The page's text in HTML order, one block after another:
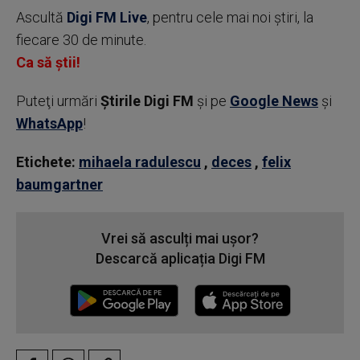
Ascultă Digi FM Live, pentru cele mai noi știri, la
fiecare 30 de minute.
Ca să știi!
Puteţi urmări Știrile Digi FM şi pe Google News şi
WhatsApp!
Etichete: mihaela radulescu , deces , felix
baumgartner
Vrei să asculți mai ușor?
Descarcă aplicația Digi FM